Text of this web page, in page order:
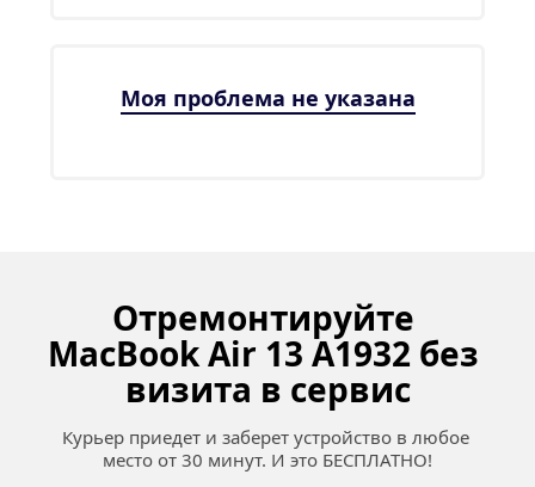
Моя проблема не указана
Отремонтируйте
MacBook Air 13 A1932 без
визита в сервис
Курьер приедет и заберет устройство в любое
место от 30 минут. И это БЕСПЛАТНО!